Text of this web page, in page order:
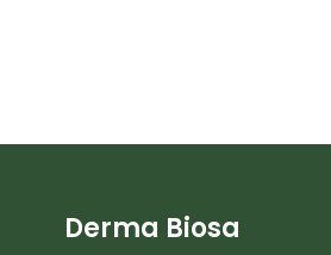
Derma Biosa